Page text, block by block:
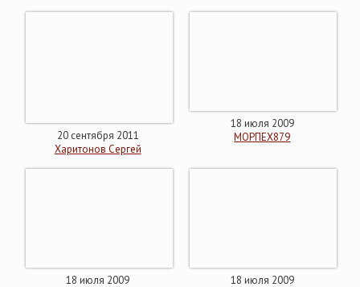
20 сентября 2011
Харитонов Сергей
18 июля 2009
МОРПЕХ879
18 июля 2009
18 июля 2009